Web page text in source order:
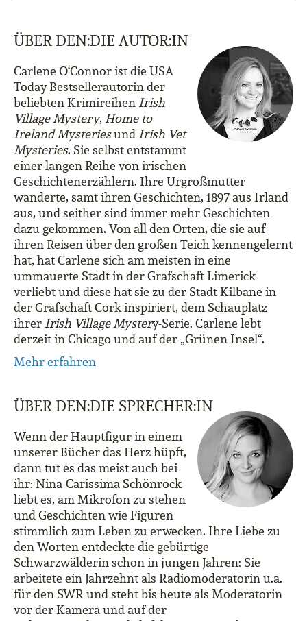
ÜBER DEN:DIE AUTOR:IN
Carlene O‘Connor ist die USA
Today-Bestsellerautorin der
beliebten Krimireihen Irish
Village Mystery, Home to
Ireland Mysteriesund Irish Vet
Mysteries. Sie selbst entstammt
einer langen Reihe von irischen
Geschichtenerzählern. Ihre Urgroßmutter
wanderte, samt ihren Geschichten, 1897 aus Irland
aus, und seither sind immer mehr Geschichten
dazu gekommen. Von all den Orten, die sie auf
ihren Reisen über den großen Teich kennengelernt
hat, hat Carlene sich am meisten in eine
ummauerte Stadt in der Grafschaft Limerick
verliebt und diese hat sie zu der Stadt Kilbane in
der Grafschaft Cork inspiriert, dem Schauplatz
ihrer Irish Village Mystery-Serie. Carlene lebt
derzeit in Chicago und auf der „Grünen Insel“.
Mehr erfahren
ÜBER DEN:DIE SPRECHER:IN
Wenn der Hauptfigur in einem
unserer Bücher das Herz hüpft,
dann tut es das meist auch bei
ihr: Nina-Carissima Schönrock
liebt es, am Mikrofon zu stehen
und Geschichten wie Figuren
stimmlich zum Leben zu erwecken. Ihre Liebe zu
den Worten entdeckte die gebürtige
Schwarzwälderin schon in jungen Jahren: Sie
arbeitete ein Jahrzehnt als Radiomoderatorin u.a.
für den SWR und steht bis heute als Moderatorin
vor der Kamera und auf der